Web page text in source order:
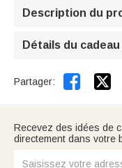
Description du
Détails du cadeau
Partager: 
Recevez des idées de
directement dans votre